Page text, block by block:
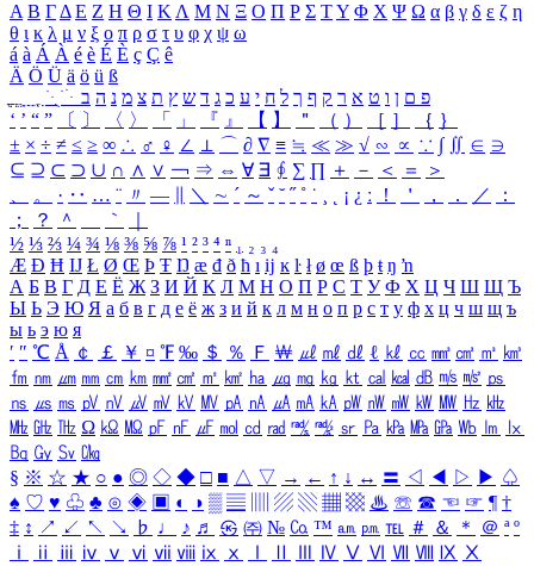
Α Β ΓΔ Ε Ζ Η Θ Ι ΚΛ Μ Ν Ξ Ο Π Ρ Σ ΤΥ Φ Χ Ψ Ω α β γ δ ε ζ η
θ ι κ λ μ ν ξ ο π ρ σ τ υ φ χ ψ ω
á à Á À é è É È ç Ç ê
Ä Ö Ü ä ö ü ß
ִֶֹ ֻּ ׁׂ פ ם ן ו ט א ר ק ף ך ל ח י ע כ ג ד ש ץ ת צ מ נ ה ב
‘ ’ “ ” 〔 〕 〈 〉 「 」 『 』 【 】 ＂ （ ） ［ ］ ｛ ｝
± × ÷ ≠ ≤ ≥ ∞ ∴ ♂ ♀ ∠ ⊥ ⌒ ∂ ∇ ≡ ≒ ≪ ≫ √ ∽ ∝ ∵ ∫ ∬ ∈ ∋
⊆ ⊇ ⊂ ⊃ ∪ ∩ ∧ ∨ ￢ ⇒ ⇔ ∀ ∃ ∮ ∑ ∏ ＋ － ＜ ＝
＞
、
。 · ‥ … ¨ 〃 ― ＼ ∼ ´ ～ ˇ ˘ ˝ ˚ ˙ ¸ ¡ ¿ ː ！ ＇ ， ． ／
：
；
？ ＾ ｀
½ ⅓ ⅔ ¼ ¾ ⅛ ⅜ ⅝ ⅞ ¹ ² ³ ⁴ ⁿ ₁ ₂ ₃ ₄
Æ Ð Ħ Ĳ Ł Ø Œ Þ Ŧ Ŋ æ đ ð ħ ı ĳ ĸ ŀ ł ø œ ß þ ŧ ŋ ŉ
А Б В Г Д Е Ё Ж З И Й К Л М Н О П Р С Т У Ф Х Ц Ч Ш Щ Ъ
Ы Ь Э Ю Я а б в г д е ё ж з и й к л м н о п р с т у ф х ц ч ш щ ъ
ы ь э ю я
′ ″ ℃ Å ￠ ￡ ￥ ¤ ℉ ‰ ＄ ％ Ｆ ￦ ㎕ ㎖ ㎗ ℓ ㎘ ㏄ ㎣ ㎤ ㎥ ㎦
㎙ ㎚ ㎛ ㎜ ㎝ ㎞ ㎟ ㎠ ㎡ ㎢ ㏊ ㎍ ㎎ ㎏ ㏏ ㎈ ㎉ ㏈ ㎧ ㎨ ㎰
㎱ ㎲ ㎳ ㎴ ㎵ ㎶ ㎷ ㎸ ㎹ ㎀ ㎁ ㎂ ㎃ ㎄ ㎺ ㎻ ㎽ ㎾ ㎿ ㎐ ㎑
㎒ ㎓ ㎔ Ω ㏀ ㏁ ㎊ ㎋ ㎌ ㏖ ㏅ ㎭ ㎮ ㎯ ㏛ ㎩ ㎪ ㎫ ㎬ ㏝ ㏐
㏓
㏃ ㏉ ㏜ ㏆
§ ※ ☆ ★ ○ ● ◎ ◇ ◆ □ ■ △ ▽ → ← ↑ ↓ ↔ 〓 ◁ ◀ ▷ ▶ ♤
♠ ♡ ♥ ♧ ♣ ⊙ ◈ ▣ ◐ ◑ ▒ ▤ ▨ ▧ ▦ ▩ ♨ ☏ ☎ ☜ ☞ ¶ †
‡ ↕ ↗ ↙ ↖ ↘ ♭ ♩ ♪ ♬ ㉿ ㈜ № ㏇ ™ ㏂ ㏘ ℡ ＃ ＆ ＊ ＠ ª º
ⅰ
ⅱ ⅲ ⅳ ⅴ ⅵ ⅶ ⅷ ⅸ ⅹ Ⅳ Ⅴ Ⅵ Ⅶ Ⅷ Ⅸ Ⅹ